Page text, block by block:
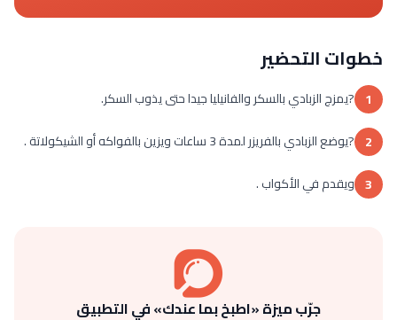
خطوات التحضير
1 ?يمزج الزبادي بالسكر والفانيليا جيدا حتى يذوب السكر.
2 ?يوضع الزبادي بالفريزر لمدة 3 ساعات ويزين بالفواكه أو الشيكولاتة .
3 ويقدم في الأكواب .
جرّب ميزة «اطبخ بما عندك» في التطبيق